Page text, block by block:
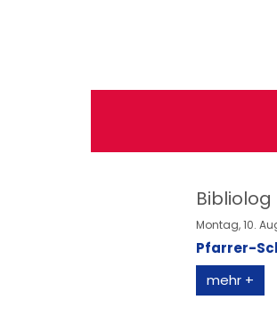
Bibliolog
Montag, 10.
Pfarrer-
mehr +